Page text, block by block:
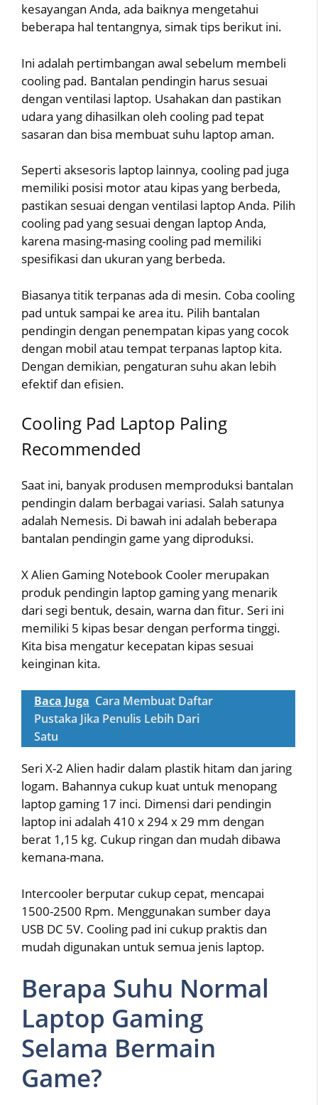
kesayangan Anda, ada baiknya mengetahui
beberapa hal tentangnya, simak tips berikut ini.
Ini adalah pertimbangan awal sebelum membeli
cooling pad. Bantalan pendingin harus sesuai
dengan ventilasi laptop. Usahakan dan pastikan
udara yang dihasilkan oleh cooling pad tepat
sasaran dan bisa membuat suhu laptop aman.
Seperti aksesoris laptop lainnya, cooling pad juga
memiliki posisi motor atau kipas yang berbeda,
pastikan sesuai dengan ventilasi laptop Anda. Pilih
cooling pad yang sesuai dengan laptop Anda,
karena masing-masing cooling pad memiliki
spesifikasi dan ukuran yang berbeda.
Biasanya titik terpanas ada di mesin. Coba cooling
pad untuk sampai ke area itu. Pilih bantalan
pendingin dengan penempatan kipas yang cocok
dengan mobil atau tempat terpanas laptop kita.
Dengan demikian, pengaturan suhu akan lebih
efektif dan efisien.
Cooling Pad Laptop Paling
Recommended
Saat ini, banyak produsen memproduksi bantalan
pendingin dalam berbagai variasi. Salah satunya
adalah Nemesis. Di bawah ini adalah beberapa
bantalan pendingin game yang diproduksi.
X Alien Gaming Notebook Cooler merupakan
produk pendingin laptop gaming yang menarik
dari segi bentuk, desain, warna dan fitur. Seri ini
memiliki 5 kipas besar dengan performa tinggi.
Kita bisa mengatur kecepatan kipas sesuai
keinginan kita.
Baca Juga Cara Membuat Daftar
Pustaka Jika Penulis Lebih Dari
Satu
Seri X-2 Alien hadir dalam plastik hitam dan jaring
logam. Bahannya cukup kuat untuk menopang
laptop gaming 17 inci. Dimensi dari pendingin
laptop ini adalah 410 x 294 x 29 mm dengan
berat 1,15 kg. Cukup ringan dan mudah dibawa
kemana-mana.
Intercooler berputar cukup cepat, mencapai
1500-2500 Rpm. Menggunakan sumber daya
USB DC 5V. Cooling pad ini cukup praktis dan
mudah digunakan untuk semua jenis laptop.
Berapa Suhu Normal
Laptop Gaming
Selama Bermain
Game?